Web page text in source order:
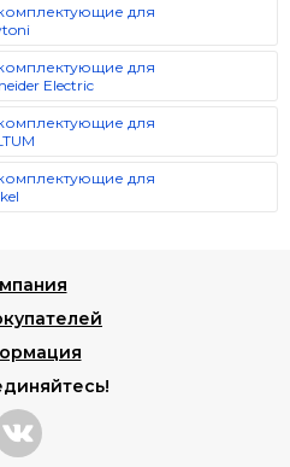
для
для
Electric
для
для